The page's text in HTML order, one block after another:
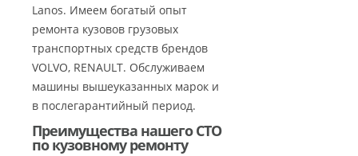
Lanos. Имеем богатый опыт
ремонта кузовов грузовых
транспортных средств брендов
VOLVO, RENAULT. Обслуживаем
машины вышеуказанных марок и
в послегарантийный период.
Преимущества нашего СТО
по кузовному ремонту